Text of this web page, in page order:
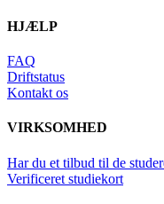
HJÆLP
FAQ
Driftstatus
Kontakt os
VIRKSOMHED
Har du et tilbud til de
Verificeret studiekort